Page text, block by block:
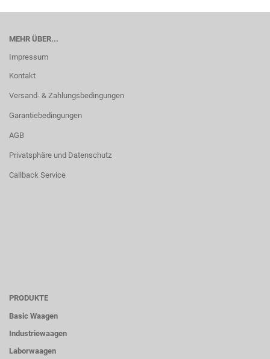
MEHR ÜBER...
Impressum
Kontakt
Versand- & Zahlungsbedingungen
Garantiebedingungen
AGB
Privatsphäre und Datenschutz
Callback Service
PRODUKTE
Basic Waagen
Industriewaagen
Laborwaagen